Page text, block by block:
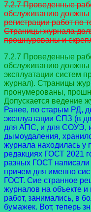
7.2.7 Проведенные
обслуживанию должны
регистрации работ по
Страницы журнала
прошнурованы и
7.2.7 Проведенные
обслуживанию должны
эксплуатации систем
журнал). Страницы
пронумерованы,
Допускается ведение
Ранее, по старым РД,
эксплуатации СПЗ (в
для АПС, и для СОУЭ,
дымоудаления,
журнала находилась у
редакциях ГОСТ 2021
разных ГОСТ
причем для именно
ГОСТ. Сие странное
журналов на объекте
работ, занимались, в
бумажек. Вот, теперь